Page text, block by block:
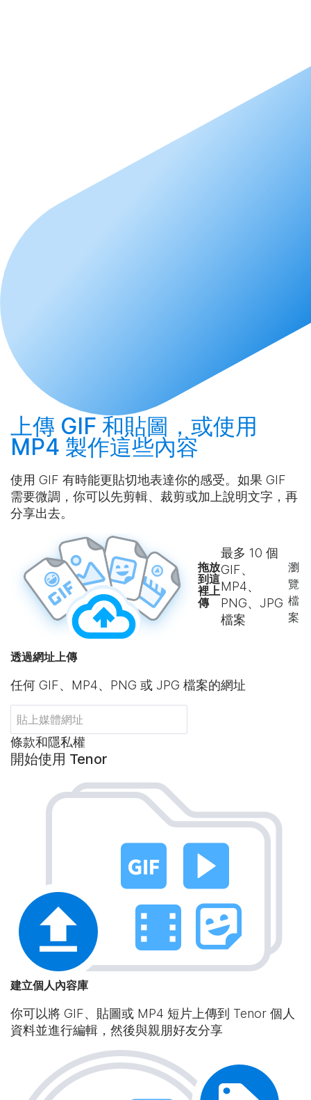
上傳 GIF 和貼圖，或使用
MP4 製作這些內容
使用 GIF 有時能更貼切地表達你的感受。如果 GIF
需要微調，你可以先剪輯、裁剪或加上說明文字，再
分享出去。
拖放
到這
裡上
傳
最多10 個
GIF、
MP4、
PNG、JPG
檔案
瀏
覽
檔
案
透過網址上傳
任何 GIF、MP4、PNG 或 JPG 檔案的網址
條款和隱私權
開始使用 Tenor
建立個人內容庫
你可以將 GIF、貼圖或 MP4 短片上傳到 Tenor 個人
資料並進行編輯，然後與親朋好友分享